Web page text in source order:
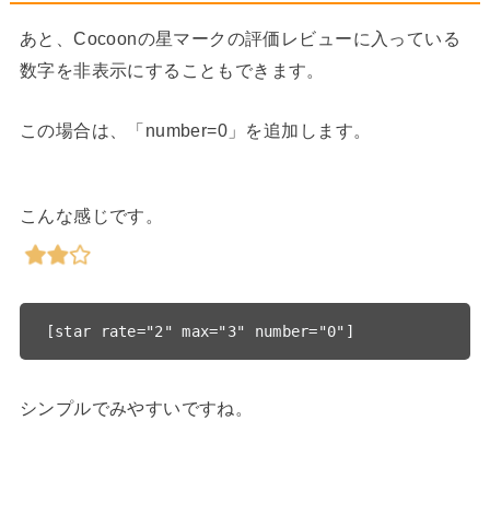
あと、Cocoonの星マークの評価レビューに入っている
数字を非表示にすることもできます。
この場合は、「number=0」を追加します。
こんな感じです。
シンプルでみやすいですね。